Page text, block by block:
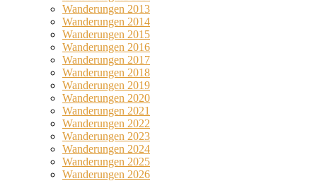
Wanderungen 2013
Wanderungen 2014
Wanderungen 2015
Wanderungen 2016
Wanderungen 2017
Wanderungen 2018
Wanderungen 2019
Wanderungen 2020
Wanderungen 2021
Wanderungen 2022
Wanderungen 2023
Wanderungen 2024
Wanderungen 2025
Wanderungen 2026